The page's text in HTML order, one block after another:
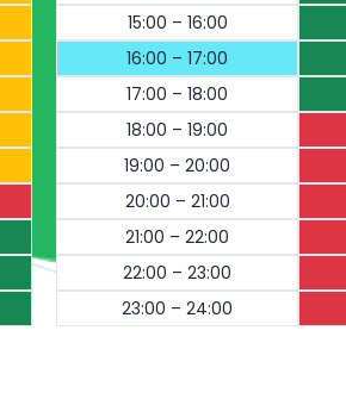
15:00 – 16:00
16:00 – 17:00
17:00 – 18:00
18:00 – 19:00
19:00 – 20:00
20:00 – 21:00
21:00 – 22:00
22:00 – 23:00
23:00 – 24:00